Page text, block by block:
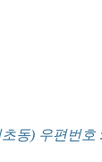
동) 우편번호 :